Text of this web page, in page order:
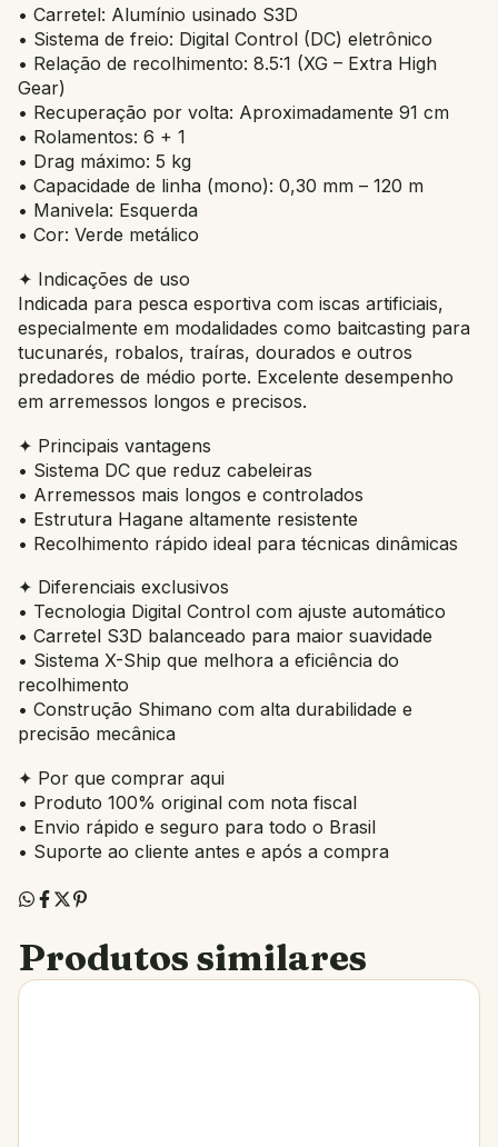
• Carretel: Alumínio usinado S3D
• Sistema de freio: Digital Control (DC) eletrônico
• Relação de recolhimento: 8.5:1 (XG – Extra High
Gear)
• Recuperação por volta: Aproximadamente 91 cm
• Rolamentos: 6 + 1
• Drag máximo: 5 kg
• Capacidade de linha (mono): 0,30 mm – 120 m
• Manivela: Esquerda
• Cor: Verde metálico
✦ Indicações de uso
Indicada para pesca esportiva com iscas artificiais,
especialmente em modalidades como baitcasting para
tucunarés, robalos, traíras, dourados e outros
predadores de médio porte. Excelente desempenho
em arremessos longos e precisos.
✦ Principais vantagens
• Sistema DC que reduz cabeleiras
• Arremessos mais longos e controlados
• Estrutura Hagane altamente resistente
• Recolhimento rápido ideal para técnicas dinâmicas
✦ Diferenciais exclusivos
• Tecnologia Digital Control com ajuste automático
• Carretel S3D balanceado para maior suavidade
• Sistema X-Ship que melhora a eficiência do
recolhimento
• Construção Shimano com alta durabilidade e
precisão mecânica
✦ Por que comprar aqui
• Produto 100% original com nota fiscal
• Envio rápido e seguro para todo o Brasil
• Suporte ao cliente antes e após a compra
Produtos similares